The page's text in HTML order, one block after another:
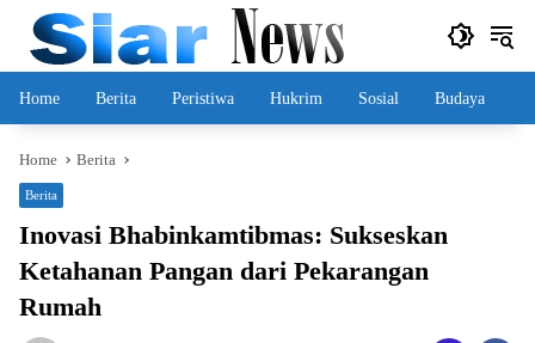
content
Home Berita Peristiwa Hukrim Sosial Budaya
Home Berita
Berita
Inovasi Bhabinkamtibmas: Sukseskan
Ketahanan Pangan dari Pekarangan
Rumah